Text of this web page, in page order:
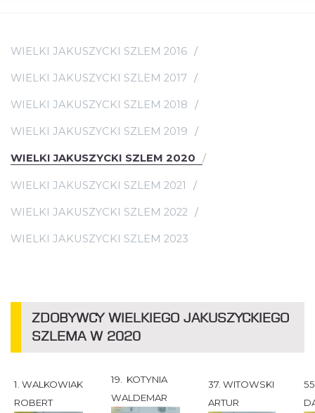
WIELKI JAKUSZYCKI SZLEM 2016
WIELKI JAKUSZYCKI SZLEM 2017
WIELKI JAKUSZYCKI SZLEM 2018
WIELKI JAKUSZYCKI SZLEM 2019
WIELKI JAKUSZYCKI SZLEM 2020
WIELKI JAKUSZYCKI SZLEM 2021
WIELKI JAKUSZYCKI SZLEM 2022
WIELKI JAKUSZYCKI SZLEM 2023
ZDOBYWCY WIELKIEGO JAKUSZYCKIEGO
SZLEMA W 2020
1. WALKOWIAK
ROBERT
19. KOTYNIA
WALDEMAR
37. WITOWSKI
ARTUR